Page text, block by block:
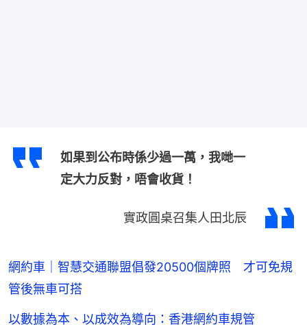
如果到公布時係少過一萬，我哋一
定大力反對，唔會收貨！
實政圓桌召集人田北辰
網約車｜智慧交通聯盟倡發20500個牌照 才可免規
管後無車可搭
以數據為本、以成效為導向：香港網約車規管